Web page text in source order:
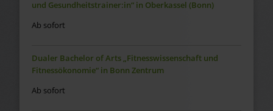
und Gesundheitstrainer:in“ in Oberkassel (Bonn)
Ab sofort
Dualer Bachelor of Arts „Fitnesswissenschaft und
Fitnessökonomie“ in Bonn Zentrum
Ab sofort